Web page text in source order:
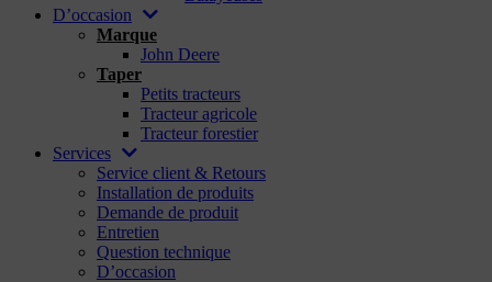
D’occasion
Marque
John Deere
Taper
Petits tracteurs
Tracteur agricole
Tracteur forestier
Services
Service client & Retours
Installation de produits
Demande de produit
Entretien
Question technique
D’occasion